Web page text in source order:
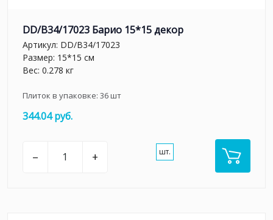
DD/B34/17023 Барио 15*15 декор
Артикул: DD/B34/17023
Размер: 15*15 см
Вес: 0.278 кг
Плиток в упаковке: 36шт
344.04 руб.
– + шт.